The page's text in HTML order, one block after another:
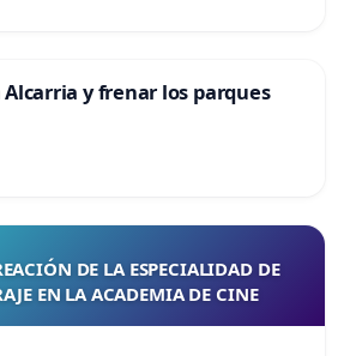
y frenar los parques
DE LA ESPECIALIDAD DE
EN LA ACADEMIA DE CINE